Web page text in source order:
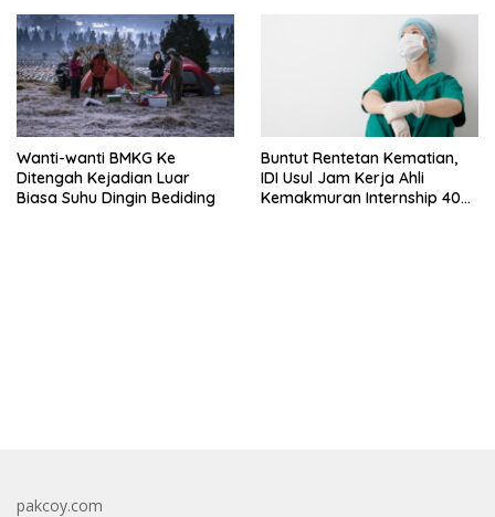
Wanti-wanti BMKG Ke
Ditengah Kejadian Luar
Biasa Suhu Dingin Bediding
Buntut Rentetan Kematian,
IDI Usul Jam Kerja Ahli
Kemakmuran Internship 40
pakcoy.com